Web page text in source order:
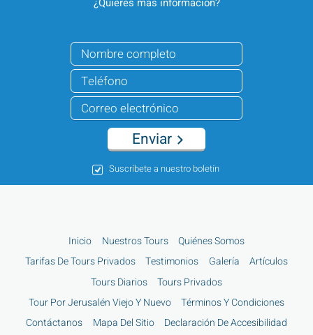
Suscríbete a nuestro boletín
Enviar
Inicio Nuestros Tours
Quiénes Somos
Tarifas De Tours Privados
Testimonios Galería
Artículos
Tours Diarios
Tours Privados
Tour Por Jerusalén Viejo Y Nuevo
Términos Y Condiciones
Contáctanos
Mapa Del Sitio
Declaración De Accesibilidad